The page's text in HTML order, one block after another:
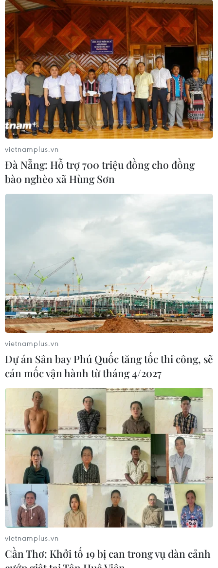
vietnamplus.vn
Đà Nẵng: Hỗ trợ 700 triệu đồng cho đồng
bào nghèo xã Hùng Sơn
vietnamplus.vn
Dự án Sân bay Phú Quốc tăng tốc thi công, sẽ
cán mốc vận hành từ tháng 4/2027
vietnamplus.vn
Cần Thơ: Khởi tố 19 bị can trong vụ dàn cảnh